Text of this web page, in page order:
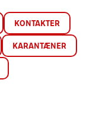
KONTAKTER
KARANTÆNER